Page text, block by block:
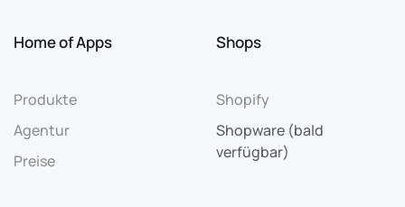
Home of Apps
Produkte
Agentur
Preise
Shops
Shopify
Shopware (bald
verfügbar)